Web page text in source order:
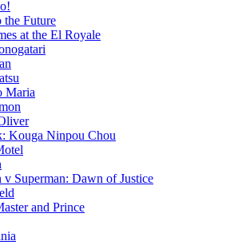
the Future
at the El Royale
Maria
Kouga Ninpou Chou
v Superman: Dawn of Justice
and Prince